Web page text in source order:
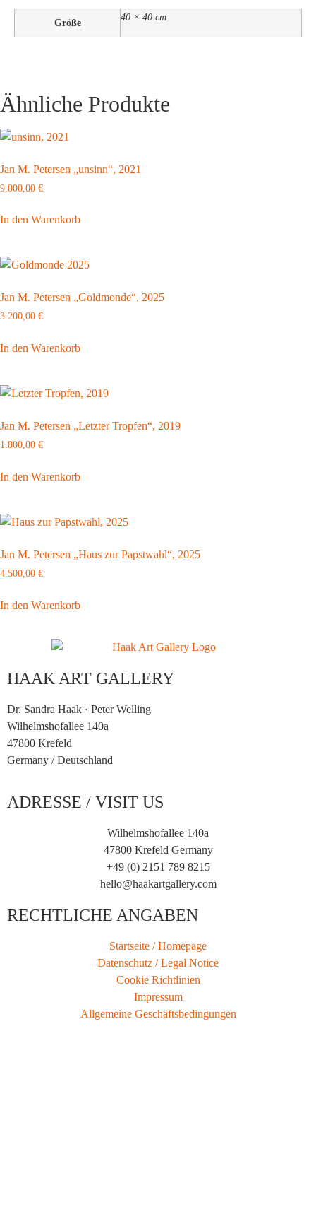
Größe 40 × 40 cm
Ähnliche Produkte
Jan M. Petersen „unsinn“, 2021
9.000,00 €
In den Warenkorb
Jan M. Petersen „Goldmonde“, 2025
3.200,00 €
In den Warenkorb
Jan M. Petersen „Letzter Tropfen“, 2019
1.800,00 €
In den Warenkorb
Jan M. Petersen „Haus zur Papstwahl“, 2025
4.500,00 €
In den Warenkorb
HAAK ART GALLERY
Dr. Sandra Haak · Peter Welling
Wilhelmshofallee 140a
47800 Krefeld
Germany /Deutschland
ADRESSE / VISIT US
Wilhelmshofallee 140a
47800 Krefeld Germany
+49 (0) 2151 789 8215
hello@haakartgallery.com
RECHTLICHE ANGABEN
Startseite / Homepage
Datenschutz / Legal Notice
Cookie Richtlinien
Impressum
Allgemeine Geschäftsbedingungen